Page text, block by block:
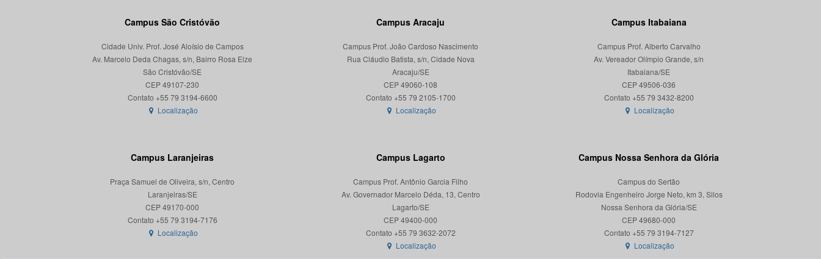
Campus São Cristóvão
Cidade Univ. Prof. José Aloísio de Campos
Av. Marcelo Deda Chagas, s/n, Bairro Rosa Elze
São Cristóvão/SE
CEP 49107-230
Localização
Campus Aracaju
Campus Prof. João Cardoso Nascimento
Rua Cláudio Batista, s/n, Cidade Nova
Aracaju/SE
CEP 49060-108
Localização
Campus Itabaiana
Campus Prof. Alberto Carvalho
Av. Vereador Olímpio Grande, s/n
Itabaiana/SE
CEP 49506-036
Localização
Campus Laranjeiras
Praça Samuel de Oliveira, s/n, Centro
Laranjeiras/SE
CEP 49170-000
Localização
Campus Lagarto
Campus Prof. Antônio Garcia Filho
Av. Governador Marcelo Déda, 13, Centro
Lagarto/SE
CEP 49400-000
Localização
Campus Nossa Senhora da Glória
Campus do Sertão
Rodovia Engenheiro Jorge Neto, km 3, Silos
Nossa Senhora da Glória/SE
CEP 49680-000
Contato +55 79 3194-7127
Localização